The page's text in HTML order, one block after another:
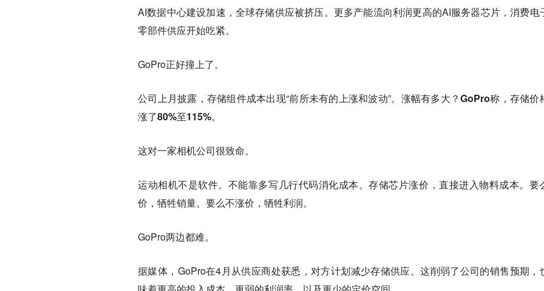
AI数据中心建设加速，全球存储供应被挤压。更多产能流向利润更高的AI服务器芯片，消费电
零部件供应开始吃紧。
GoPro正好撞上了。
公司上月披露，存储组件成本出现“前所未有的上涨和波动”。涨幅有多大？GoPro称，存储价
涨了80%至115%。
这对一家相机公司很致命。
运动相机不是软件。不能靠多写几行代码消化成本。存储芯片涨价，直接进入物料成本。要
价，牺牲销量。要么不涨价，牺牲利润。
GoPro两边都难。
据媒体，GoPro在4月从供应商处获悉，对方计划减少存储供应。这削弱了公司的销售预期，